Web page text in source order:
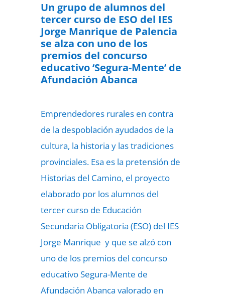
Un grupo de alumnos del
tercer curso de ESO del IES
Jorge Manrique de Palencia
se alza con uno de los
premios del concurso
educativo ‘Segura-Mente’ de
Afundación Abanca
Emprendedores rurales en contra
de la despoblación ayudados de la
cultura, la historia y las tradiciones
provinciales. Esa es la pretensión de
Historias del Camino, el proyecto
elaborado por los alumnos del
tercer curso de Educación
Secundaria Obligatoria (ESO) del IES
Jorge Manrique y que se alzó con
uno de los premios del concurso
educativo Segura-Mente de
Afundación Abanca valorado en